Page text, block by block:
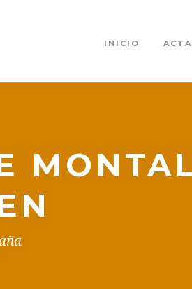
INICIO